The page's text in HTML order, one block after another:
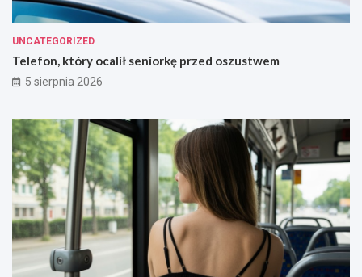
UNCATEGORIZED
Telefon, który ocalił seniorkę przed oszustwem
5 sierpnia 2026